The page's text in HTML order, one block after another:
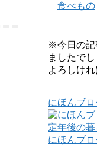
食べもの
※今日の記
まし
よろしけ
にほんブ
にほんブ